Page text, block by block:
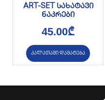
ART-SET სახატავი
ნაკრები
45.00₾
კალათაში დამატება